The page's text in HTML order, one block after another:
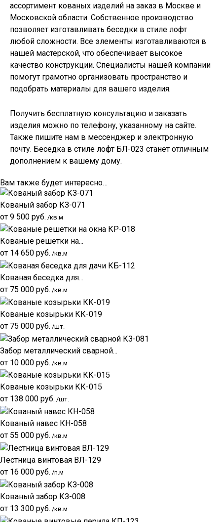
ассортимент кованых изделий на заказ в Москве и
Московской области. Собственное производство
позволяет изготавливать беседки в стиле лофт
любой сложности. Все элементы изготавливаются в
нашей мастерской, что обеспечивает высокое
качество конструкции. Специалисты нашей компании
помогут грамотно организовать пространство и
подобрать материалы для вашего изделия.
Получить бесплатную консультацию и заказать
изделия можно по телефону, указанному на сайте.
Также пишите нам в мессенджер и электронную
почту. Беседка в стиле лофт БЛ-023 станет отличным
дополнением к вашему дому.
Вам также будет интересно…
Кованый забор КЗ-071
от 9 500 руб. /кв.м
Кованые решетки на...
от 14 650 руб. /кв.м
Кованая беседка для...
от 75 000 руб. /кв.м
Кованые козырьки КК-019
от 75 000 руб. /шт.
Забор металлический сварной...
от 10 000 руб. /кв.м
Кованые козырьки КК-015
от 138 000 руб. /шт.
Кованый навес КН-058
от 55 000 руб. /кв.м
Лестница винтовая ВЛ-129
от 16 000 руб. /п.м
Кованый забор КЗ-008
от 13 300 руб. /кв.м